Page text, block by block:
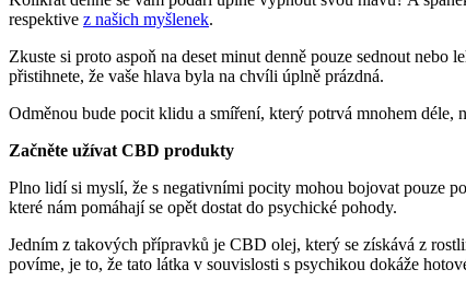
respektive z našich myšlenek.
Zkuste si proto aspoň na deset minut denně pouze sednout
přistihnete, že vaše hlava byla na chvíli úplně prázdná.
Odměnou bude pocit klidu a smíření, který potrvá mnohem déle,
Začněte užívat CBD produkty
Plno lidí si myslí, že s negativními pocity mohou bojovat pouze
které nám pomáhají se opět dostat do psychické pohody.
Jedním z takových přípravků je CBD olej, který se získává z
povíme, je to, že tato látka v souvislosti s psychikou dokáže